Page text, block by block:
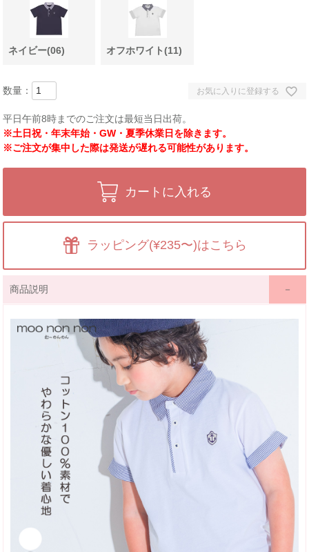
ネイビー(06) オフホワイト(11)
お気に入りに登録する
平日午前8時までのご注文は最短当日出荷。
※土日祝・年末年始・GW・夏季休業日を除きます。
※ご注文が集中した際は発送が遅れる可能性があります。
カートに入れる
ラッピング(¥235〜)はこちら
商品説明